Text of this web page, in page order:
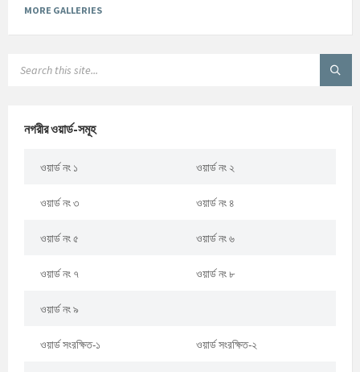
MORE GALLERIES
নগরীর ওয়ার্ড-সমূহ
ওয়ার্ড নং ১ ওয়ার্ড নং ২
ওয়ার্ড নং ৩ ওয়ার্ড নং ৪
ওয়ার্ড নং ৫ ওয়ার্ড নং ৬
ওয়ার্ড নং ৭ ওয়ার্ড নং ৮
ওয়ার্ড নং ৯
ওয়ার্ড সংরক্ষিত-১ ওয়ার্ড সংরক্ষিত-২